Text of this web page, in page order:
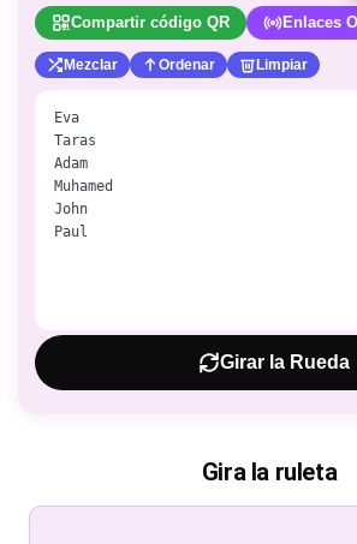
Compartir código QR Enlaces
Mezclar Ordenar Limpiar
Girar la Rueda
Gira la ruleta